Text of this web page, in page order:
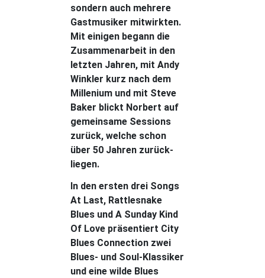
sondern auch mehrere
Gastmusiker mitwirkten.
Mit einigen begann die
Zusammenarbeit in den
letzten Jahren, mit Andy
Winkler kurz nach dem
Millenium und mit Steve
Baker blickt Norbert auf
gemeinsame Sessions
zurück, welche schon
über 50 Jahren zurück-
liegen.
In den ersten drei Songs
At Last, Rattlesnake
Blues und A Sunday Kind
Of Love präsentiert City
Blues Connection zwei
Blues- und Soul-Klassiker
und eine wilde Blues